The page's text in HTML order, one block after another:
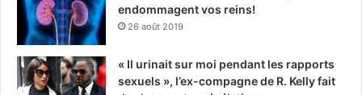
endommagent vos reins!
26 août 2019
« Il urinait sur moi pendant les rapports
sexuels », l’ex-compagne de R. Kelly fait